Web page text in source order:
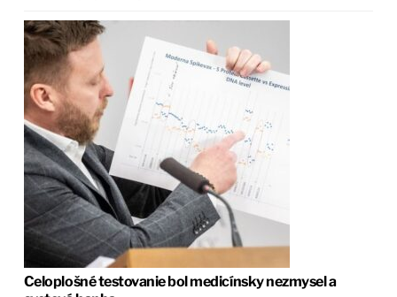
Celoplošné testovanie bol medicínsky nezmysel a